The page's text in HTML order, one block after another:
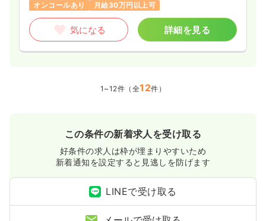
オンコールあり
月給30万円以上可
気になる 詳細を見る
1~12件（全12件）
この条件の新着求人を受け取る
好条件の求人は枠が埋まりやすいため
新着通知を設定すると見逃しを防げます
LINEで受け取る